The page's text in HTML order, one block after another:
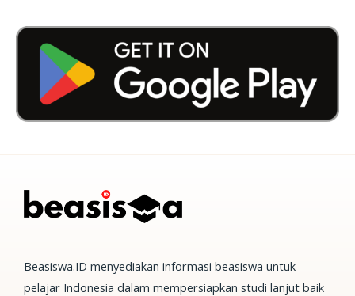
Beasiswa.ID menyediakan informasi beasiswa untuk
pelajar Indonesia dalam mempersiapkan studi lanjut baik